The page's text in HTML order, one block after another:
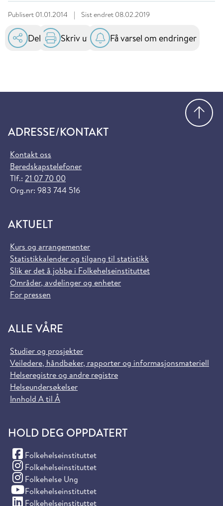
Publisert 01.01.2014 | Sist endret 08.02.2019
Del Skriv ut Få varsel om endringer
ADRESSE/KONTAKT
Kontakt oss
Beredskapstelefoner
Tlf.: 21 07 70 00
Org.nr: 983 744 516
AKTUELT
Kurs og arrangementer
Statistikkalender og tilgang til statistikk
Slik er det å jobbe i Folkehelseinstituttet
Områder, avdelinger og enheter
For pressen
ALLE VÅRE
Studier og prosjekter
Veiledere, håndbøker, rapporter og informasjonsmateriell
Helseregistre og andre registre
Helseundersøkelser
Innhold A til Å
HOLD DEG OPPDATERT
Folkehelseinstituttet
(Facebook)
Folkehelseinstituttet
(Instagram)
Folkehelse Ung
(Instagram)
Folkehelseinstituttet
(YouTube)
Folkehelseinstituttet
(LinkedIn)